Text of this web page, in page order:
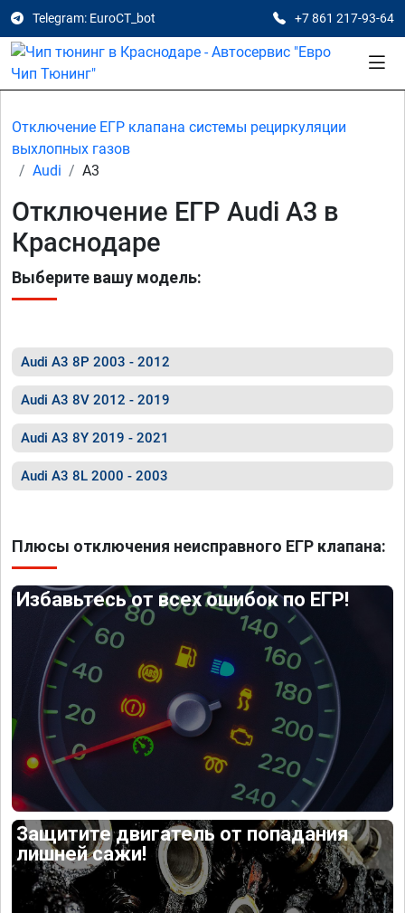
Telegram: EuroCT_bot +7 861 217-93-64
Отключение ЕГР клапана системы рециркуляции
выхлопных газов
Audi
A3
Отключение ЕГР Audi A3 в
Краснодаре
Выберите вашу модель:
Audi A3 8P 2003 - 2012
Audi A3 8V 2012 - 2019
Audi A3 8Y 2019 - 2021
Audi A3 8L 2000 - 2003
Плюсы отключения неисправного ЕГР клапана:
Избавьтесь от всех ошибок по ЕГР!
Защитите двигатель от попадания
лишней сажи!